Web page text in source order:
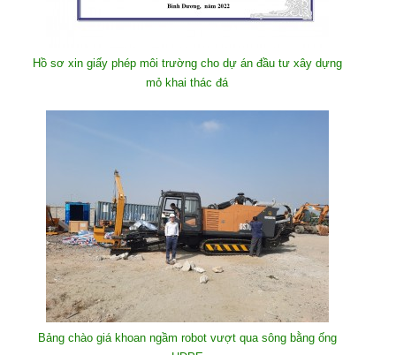
Hồ sơ xin giấy phép môi trường cho dự án đầu tư xây dựng
mỏ khai thác đá
Bảng chào giá khoan ngầm robot vượt qua sông bằng ống